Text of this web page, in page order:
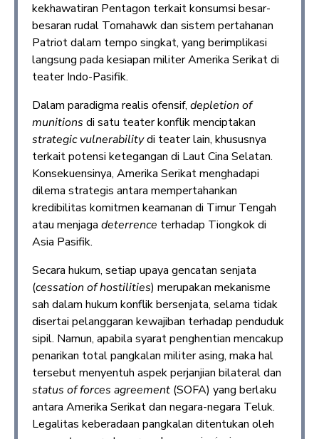
kekhawatiran Pentagon terkait konsumsi besar-
besaran rudal Tomahawk dan sistem pertahanan
Patriot dalam tempo singkat, yang berimplikasi
langsung pada kesiapan militer Amerika Serikat di
teater Indo-Pasifik.
Dalam paradigma realis ofensif, depletion of
munitions di satu teater konflik menciptakan
strategic vulnerabilitydi teater lain, khususnya
terkait potensi ketegangan di Laut Cina Selatan.
Konsekuensinya, Amerika Serikat menghadapi
dilema strategis antara mempertahankan
kredibilitas komitmen keamanan di Timur Tengah
atau menjaga deterrence terhadap Tiongkok di
Asia Pasifik.
Secara hukum, setiap upaya gencatan senjata
(cessation of hostilities) merupakan mekanisme
sah dalam hukum konflik bersenjata, selama tidak
disertai pelanggaran kewajiban terhadap penduduk
sipil. Namun, apabila syarat penghentian mencakup
penarikan total pangkalan militer asing, maka hal
tersebut menyentuh aspek perjanjian bilateral dan
status of forces agreement (SOFA) yang berlaku
antara Amerika Serikat dan negara-negara Teluk.
Legalitas keberadaan pangkalan ditentukan oleh